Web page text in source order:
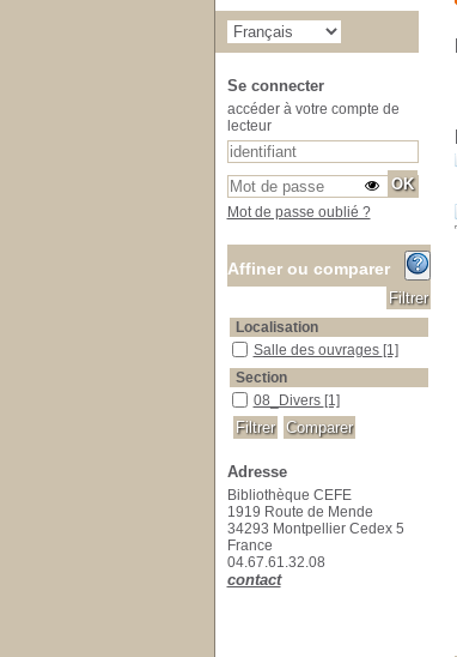
Se connecter
accéder à votre compte de
lecteur
Mot de passe oublié ?
Affiner ou comparer
Localisation
Salle des ouvrages
Salle des ouvrages [1]
Section
08_Divers
08_Divers [1]
Adresse
Bibliothèque CEFE
1919 Route de Mende
34293 Montpellier Cedex 5
France
04.67.61.32.08
contact